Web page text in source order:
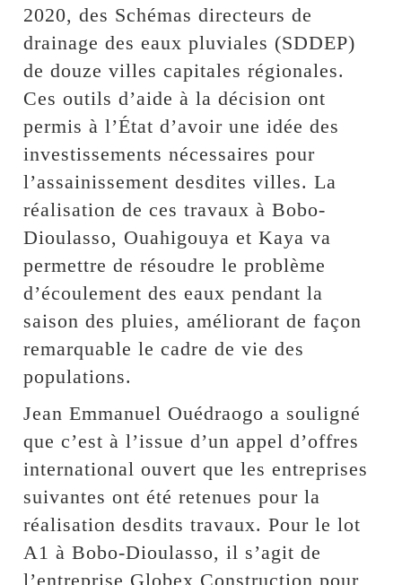
2020, des Schémas directeurs de
drainage des eaux pluviales (SDDEP)
de douze villes capitales régionales.
Ces outils d’aide à la décision ont
permis à l’État d’avoir une idée des
investissements nécessaires pour
l’assainissement desdites villes. La
réalisation de ces travaux à Bobo-
Dioulasso, Ouahigouya et Kaya va
permettre de résoudre le problème
d’écoulement des eaux pendant la
saison des pluies, améliorant de façon
remarquable le cadre de vie des
populations.
Jean Emmanuel Ouédraogo a souligné
que c’est à l’issue d’un appel d’offres
international ouvert que les entreprises
suivantes ont été retenues pour la
réalisation desdits travaux. Pour le lot
A1 à Bobo-Dioulasso, il s’agit de
l’entreprise Globex Construction pour